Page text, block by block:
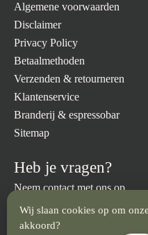
Algemene voorwaarden
Disclaimer
Privacy Policy
Betaalmethoden
Verzenden & retourneren
Klantenservice
Branderij & espressobar
Sitemap
Heb je vragen?
Neem contact met ons op.
info@brandmeesters.nl 023
Wij slaan cookies op om
akkoord?